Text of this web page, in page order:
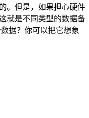
。但是，如果担心硬件
就是不同类型的数据备
据？你可以把它想象